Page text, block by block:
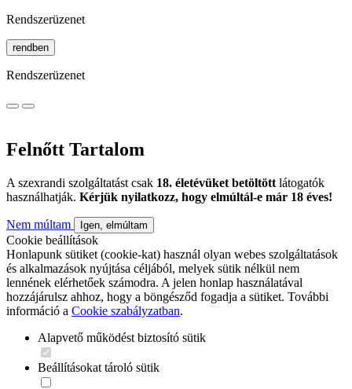
Rendszerüzenet
rendben
Rendszerüzenet
Felnőtt Tartalom
A szexrandi szolgáltatást csak 18. életévüket betöltött látogatók
használhatják. Kérjük nyilatkozz, hogy elmúltál-e már 18 éves!
Nem múltam Igen, elmúltam
Cookie beállítások
Honlapunk sütiket (cookie-kat) használ olyan webes szolgáltatások
és alkalmazások nyújtása céljából, melyek sütik nélkül nem
lennének elérhetőek számodra. A jelen honlap használatával
hozzájárulsz ahhoz, hogy a böngésződ fogadja a sütiket. További
információ a Cookie szabályzatban.
Alapvető működést biztosító sütik
Beállításokat tároló sütik